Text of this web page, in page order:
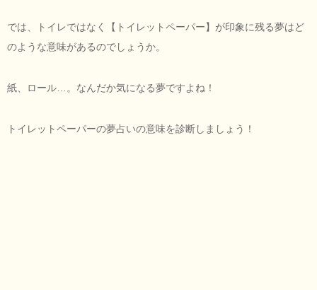
では、トイレではなく【トイレットペーパー】が印象に残る夢はど
のような意味があるのでしょうか。
紙、ロール…。なんだか気になる夢ですよね！
トイレットペーパーの夢占いの意味を診断しましょう！